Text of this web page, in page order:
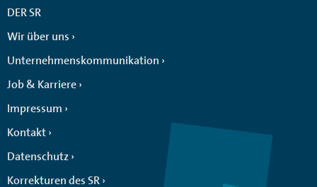
DER SR
Wir über uns
Unternehmenskommunikation
Job & Karriere
Impressum
Kontakt
Datenschutz
Korrekturen des SR